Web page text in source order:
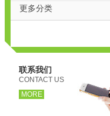
更多分类
联系我们
CONTACT US
MORE